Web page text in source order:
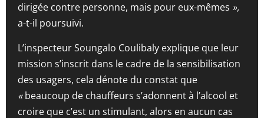
dirigée contre personne, mais pour eux-mêmes »,
a-t-il poursuivi.
L’inspecteur Soungalo Coulibaly explique que leur
mission s’inscrit dans le cadre de la sensibilisation
des usagers, cela dénote du constat que
«beaucoup de chauffeurs s’adonnent à l’alcool et
croire que c’est un stimulant, alors en aucun cas